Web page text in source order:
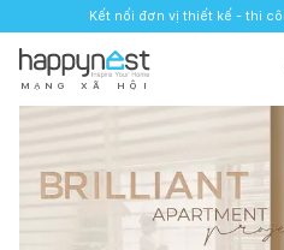
Kết nối đơn vị thiết kế - thi
M Ạ N G X Ã H Ộ I